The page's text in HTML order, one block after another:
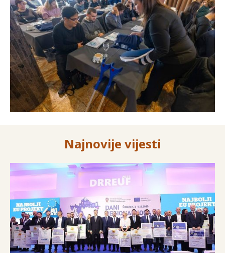
Najnovije vijesti